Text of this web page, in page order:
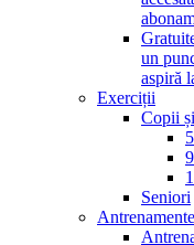
un
aspiră
Exerciții
Copii
Seniori
Antrenamente